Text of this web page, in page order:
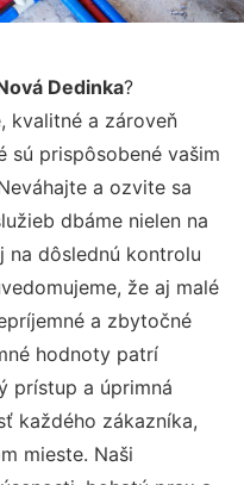
Dedinka?
kvalitné a zároveň
sú prispôsobené vašim
a ozvite sa
dbáme nielen na
na dôslednú kontrolu
že aj malé
a zbytočné
hodnoty patrí
prístup a úprimná
každého zákazníka,
mieste. Naši